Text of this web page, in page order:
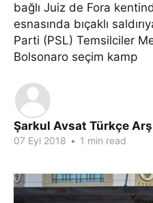
bağlı Juiz de Fora
esnasında bıçaklı
Parti (PSL) Temsilciler
Bolsonaro seçim kamp
Şarkul Avsat Türkçe
07 Eyl 2018 • 1 min read